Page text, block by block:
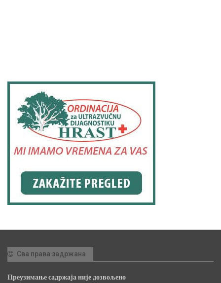
Сва права задржана
Преузимање садржаја није дозвољено